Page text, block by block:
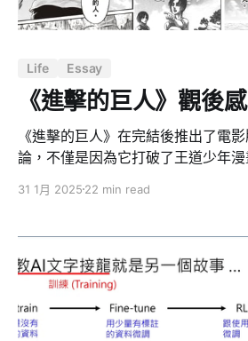
自己時間的去向， 2. 再把能外包或委派的工作轉移
（Transfer）出去， 3.
Life Essay
《進擊的巨人》觀後感
《進擊的巨人》在完結後推出了電
論，不僅是因為它打破了王道少年
娛樂層次、直指現實與哲學思考的神作。 作者諫山
內與牆外」的衝突，揭示了民族主
態對立、以及權力如何利用恐懼來
到現實世界，如中國與台灣這樣
同種卻因歷史與統治手法而分裂，
切或許也是執政者為了維持統治正
31 1月 2025 22 min read